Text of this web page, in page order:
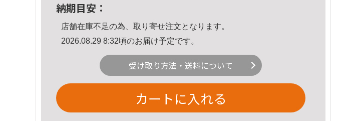
納期目安：
店舗在庫不足の為、取り寄せ注文となります。
2026.08.29 8:32頃のお届け予定です。
受け取り方法・送料について
カートに入れる